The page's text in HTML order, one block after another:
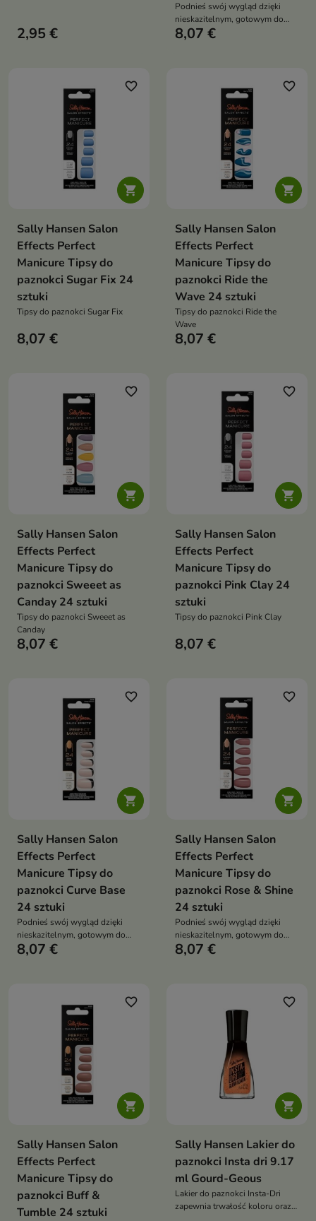
2,95 €
Podnieś swój wygląd dzięki
nieskazitelnym, gotowym do
noszenia paznokciom
8,07 €

favorite_border
Sally Hansen Salon
Effects Perfect
Manicure Tipsy do
paznokci Sugar Fix 24
sztuki
Tipsy do paznokci Sugar Fix
8,07 €

favorite_border
Sally Hansen Salon
Effects Perfect
Manicure Tipsy do
paznokci Ride the
Wave 24 sztuki
Tipsy do paznokci Ride the
Wave
8,07 €

favorite_border
Sally Hansen Salon
Effects Perfect
Manicure Tipsy do
paznokci Sweeet as
Canday 24 sztuki
Tipsy do paznokci Sweeet as
Canday
8,07 €

favorite_border
Sally Hansen Salon
Effects Perfect
Manicure Tipsy do
paznokci Pink Clay 24
sztuki
Tipsy do paznokci Pink Clay
8,07 €

favorite_border
Sally Hansen Salon
Effects Perfect
Manicure Tipsy do
paznokci Curve Base
24 sztuki
Podnieś swój wygląd dzięki
nieskazitelnym, gotowym do
noszenia paznokciom
8,07 €

favorite_border
Sally Hansen Salon
Effects Perfect
Manicure Tipsy do
paznokci Rose & Shine
24 sztuki
Podnieś swój wygląd dzięki
nieskazitelnym, gotowym do
noszenia paznokciom
8,07 €

favorite_border
Sally Hansen Salon
Effects Perfect
Manicure Tipsy do
paznokci Buff &
Tumble 24 sztuki

favorite_border
Sally Hansen Lakier do
paznokci Insta dri 9.17
ml Gourd-Geous
Lakier do paznokci Insta-Dri
zapewnia trwałość koloru oraz